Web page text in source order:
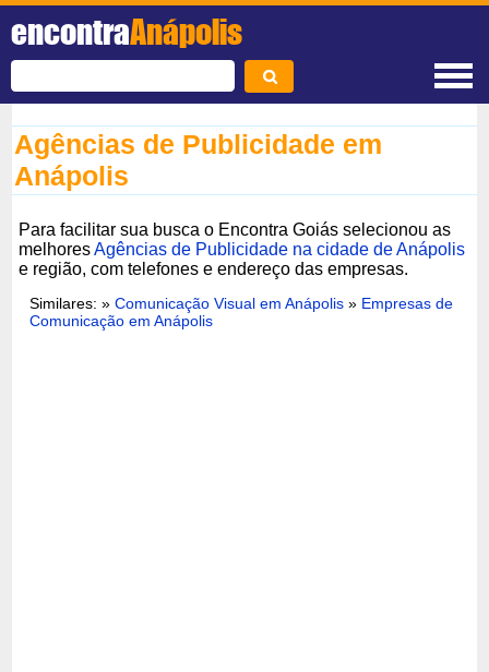
encontraAnápolis
Agências de Publicidade em
Anápolis
Para facilitar sua busca o Encontra Goiás selecionou as
melhoresAgências de Publicidade na cidade de Anápolis
e região, com telefones e endereço das empresas.
Similares: »Comunicação Visual em Anápolis » Empresas de
Comunicação em Anápolis